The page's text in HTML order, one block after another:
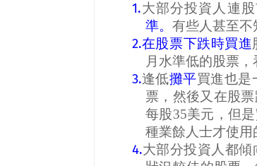
1.大部分投資人連
準。有些人甚至不
2.在股票下跌時買進
月水準低的股票
3.逢低攤平買進也是
票，然後又在股票
每股35美元，但
種業餘人士才使用
4.大部分投資人都傾